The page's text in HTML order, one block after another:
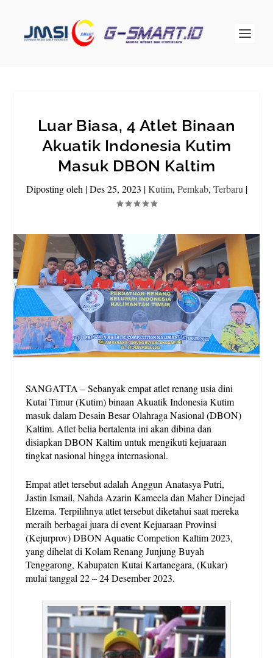
Luar Biasa, 4 Atlet Binaan
Akuatik Indonesia Kutim
Masuk DBON Kaltim
Diposting oleh |Des 25, 2023 |Kutim, Pemkab, Terbaru |
SANGATTA – Sebanyak empat atlet renang usia dini
Kutai Timur (Kutim) binaan Akuatik Indonesia Kutim
masuk dalam Desain Besar Olahraga Nasional (DBON)
Kaltim. Atlet belia bertalenta ini akan dibina dan
disiapkan DBON Kaltim untuk mengikuti kejuaraan
tingkat nasional hingga internasional.
Empat atlet tersebut adalah Anggun Anatasya Putri,
Jastin Ismail, Nahda Azarin Kameela dan Maher Dinejad
Elzema. Terpilihnya atlet tersebut diketahui saat mereka
meraih berbagai juara di event Kejuaraan Provinsi
(Kejurprov) DBON Aquatic Competion Kaltim 2023,
yang dihelat di Kolam Renang Junjung Buyah
Tenggarong, Kabupaten Kutai Kartanegara, (Kukar)
mulai tanggal 22 – 24 Desember 2023.